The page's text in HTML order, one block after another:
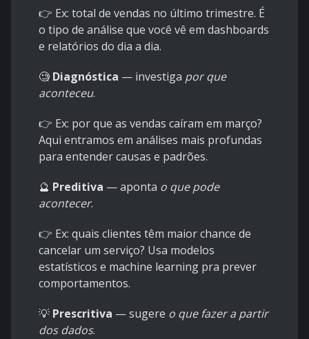
👉 Ex: total de vendas no último trimestre. É
o tipo de análise que você vê em dashboards
e relatórios do dia a dia.
🧐 Diagnóstica — investiga por que
aconteceu.
👉 Ex: por que as vendas caíram em março?
Aqui entramos em análises mais profundas
para entender causas e padrões.
🔮 Preditiva — aponta o que pode
acontecer.
👉 Ex: quais clientes têm maior chance de
cancelar um serviço? Usa modelos
estatísticos e machine learning pra prever
comportamentos.
💡 Prescritiva — sugere o que fazer a partir
dos dados.